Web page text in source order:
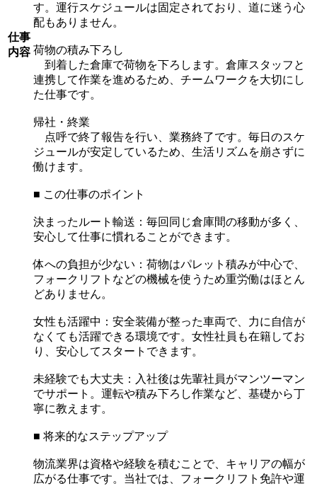
仕事
内容
す。運行スケジュールは固定されており、道に迷う心
配もありません。
荷物の積み下ろし
到着した倉庫で荷物を下ろします。倉庫スタッフと
連携して作業を進めるため、チームワークを大切にし
た仕事です。
帰社・終業
点呼で終了報告を行い、業務終了です。毎日のスケ
ジュールが安定しているため、生活リズムを崩さずに
働けます。
■ この仕事のポイント
決まったルート輸送：毎回同じ倉庫間の移動が多く、
安心して仕事に慣れることができます。
体への負担が少ない：荷物はパレット積みが中心で、
フォークリフトなどの機械を使うため重労働はほとん
どありません。
女性も活躍中：安全装備が整った車両で、力に自信が
なくても活躍できる環境です。女性社員も在籍してお
り、安心してスタートできます。
未経験でも大丈夫：入社後は先輩社員がマンツーマン
でサポート。運転や積み下ろし作業など、基礎から丁
寧に教えます。
■ 将来的なステップアップ
物流業界は資格や経験を積むことで、キャリアの幅が
広がる仕事です。当社では、フォークリフト免許や運